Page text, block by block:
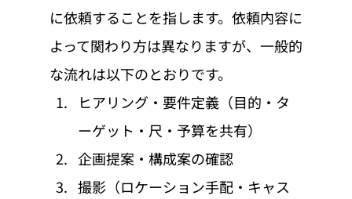
に依頼することを指します。依頼内容に
よって関わり方は異なりますが、一般的
な流れは以下のとおりです。
ヒアリング・要件定義（目的・タ
ーゲット・尺・予算を共有）
企画提案・構成案の確認
撮影（ロケーション手配・キャス